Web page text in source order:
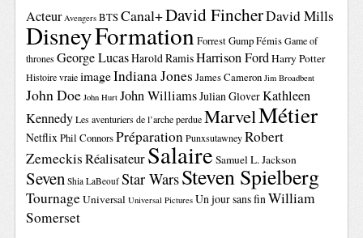
Acteur Avengers BTSCanal+David FincherDavid Mills
DisneyFormationForrest GumpFémis Game of
thrones George LucasHarold RamisHarrison FordHarry Potter
Histoire vraie imageIndiana Jones James Cameron Jim Broadbent
John Doe John Hurt John WilliamsJulian GloverKathleen
Kennedy Les aventuriers de l’arche perdue MarvelMétier
NetflixPhil ConnorsPréparation Punxsutawney Robert
ZemeckisRéalisateurSalaire Samuel L. Jackson
Seven Shia LaBeouf Star WarsSteven Spielberg
TournageUniversal Universal Pictures Un jour sans finWilliam
Somerset